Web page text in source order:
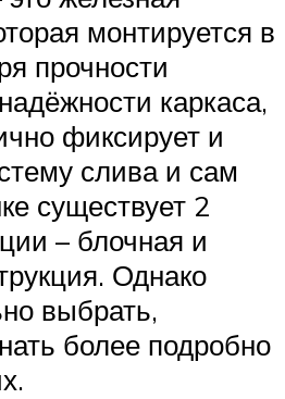
монтируется в
прочности
каркаса,
фиксирует и
слива и сам
существует 2
– блочная и
Однако
выбрать,
более подробно